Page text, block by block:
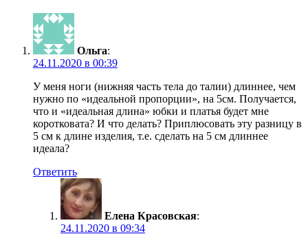
Ольга:
24.11.2020 в 00:39
У меня ноги (нижняя часть тела до талии) длиннее, чем
нужно по «идеальной пропорции», на 5см. Получается,
что и «идеальная длина» юбки и платья будет мне
коротковата? И что делать? Приплюсовать эту разницу в
5 см к длине изделия, т.е. сделать на 5 см длиннее
идеала?
Ответить
Елена Красовская:
24.11.2020 в 09:34